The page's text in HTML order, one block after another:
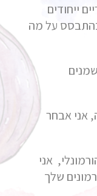
ייחודים
על מה
אני אבחר
אני
שלך